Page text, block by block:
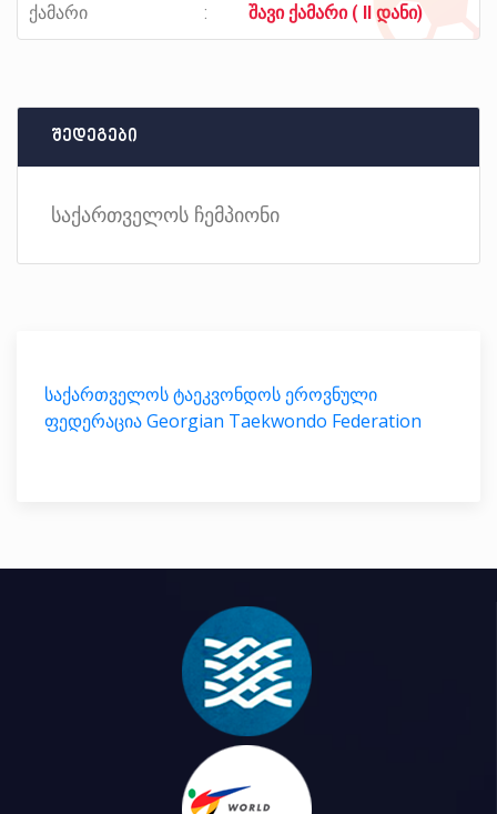
ქამარი
შავი ქამარი ( II დანი)
შედეგები
საქართველოს ჩემპიონი
საქართველოს ტაეკვონდოს ეროვნული
ფედერაცია Georgian Taekwondo Federation